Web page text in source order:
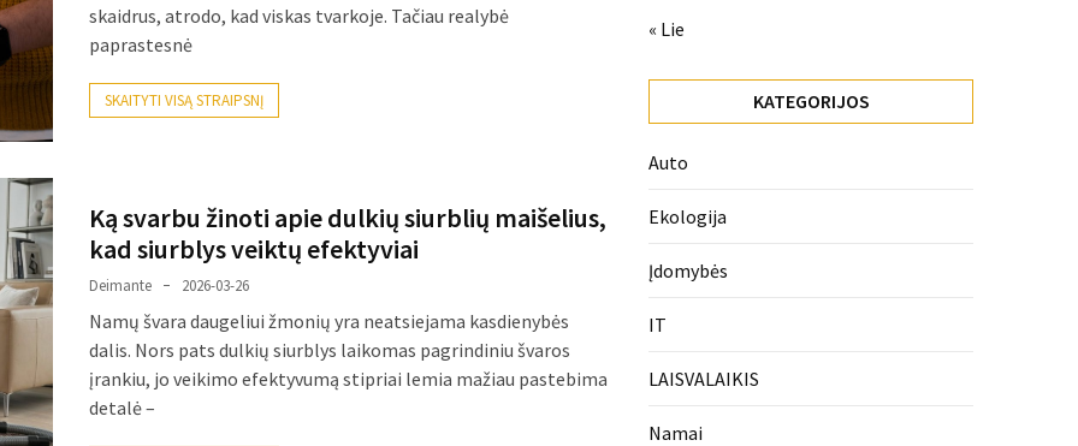
skaidrus, atrodo, kad viskas tvarkoje. Tačiau realybė
paprastesnė
SKAITYTI VISĄ STRAIPSNĮ
Ką svarbu žinoti apie dulkių siurblių maišelius,
kad siurblys veiktų efektyviai
Deimante 2026-03-26
Namų švara daugeliui žmonių yra neatsiejama kasdienybės
dalis. Nors pats dulkių siurblys laikomas pagrindiniu švaros
įrankiu, jo veikimo efektyvumą stipriai lemia mažiau pastebima
detalė –
« Lie
KATEGORIJOS
Auto
Ekologija
Įdomybės
IT
LAISVALAIKIS
Namai